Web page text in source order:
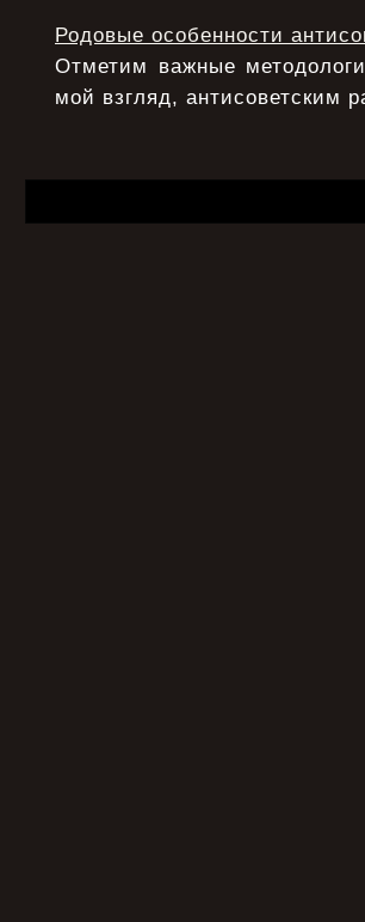
Родовые особенности
Отметим важные
мой взгляд, антисоветским